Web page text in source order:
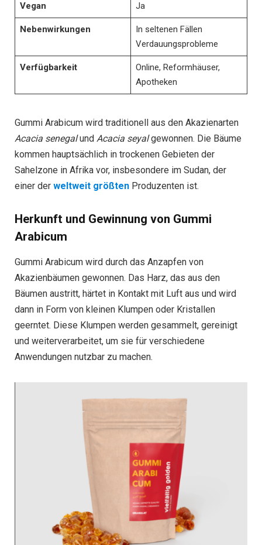
Vegan Ja
Nebenwirkungen
In seltenen Fällen
Verdauungsprobleme
Verfügbarkeit
Online, Reformhäuser,
Apotheken
Gummi Arabicum wird traditionell aus den Akazienarten
Acacia senegalund Acacia seyalgewonnen. Die Bäume
kommen hauptsächlich in trockenen Gebieten der
Sahelzone in Afrika vor, insbesondere im Sudan, der
einer der weltweit größten Produzenten ist.
Herkunft und Gewinnung von Gummi
Arabicum
Gummi Arabicum wird durch das Anzapfen von
Akazienbäumen gewonnen. Das Harz, das aus den
Bäumen austritt, härtet in Kontakt mit Luft aus und wird
dann in Form von kleinen Klumpen oder Kristallen
geerntet. Diese Klumpen werden gesammelt, gereinigt
und weiterverarbeitet, um sie für verschiedene
Anwendungen nutzbar zu machen.